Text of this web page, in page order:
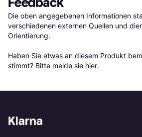
Die oben angegebenen Informationen
verschiedenen externen Quellen und
Orientierung.
Haben Sie etwas an diesem Produkt
stimmt? Bitte melde sie hier.
Klarna